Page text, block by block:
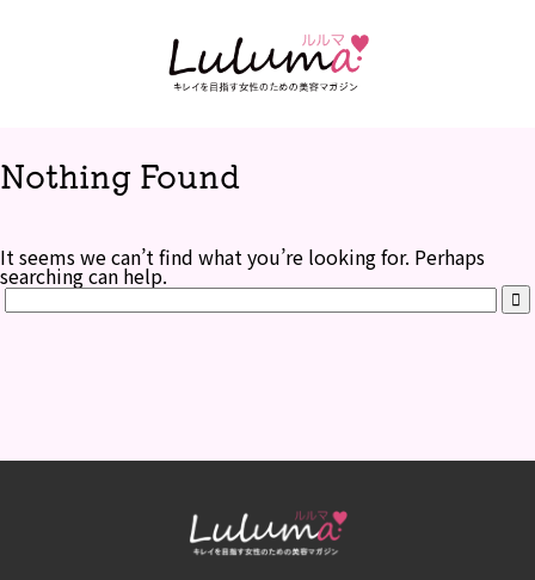
Nothing Found
It seems we can’t find what you’re looking for. Perhaps
searching can help.
